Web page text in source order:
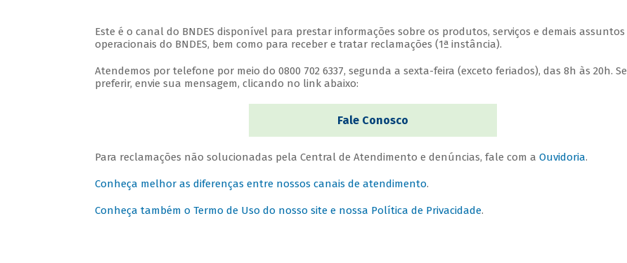
Este é o canal do BNDES disponível para prestar informações sobre os produtos, serviços e demais assuntos
operacionais do BNDES, bem como para receber e tratar reclamações (1ª instância).
Atendemos por telefone por meio do 0800 702 6337, segunda a sexta-feira (exceto feriados), das 8h às 20h. Se
preferir, envie sua mensagem, clicando no link abaixo:
Fale Conosco
Para reclamações não solucionadas pela Central de Atendimento e denúncias, fale com a Ouvidoria.
Conheça melhor as diferenças entre nossos canais de atendimento.
Conheça também o Termo de Uso do nosso site e nossa Política de Privacidade.